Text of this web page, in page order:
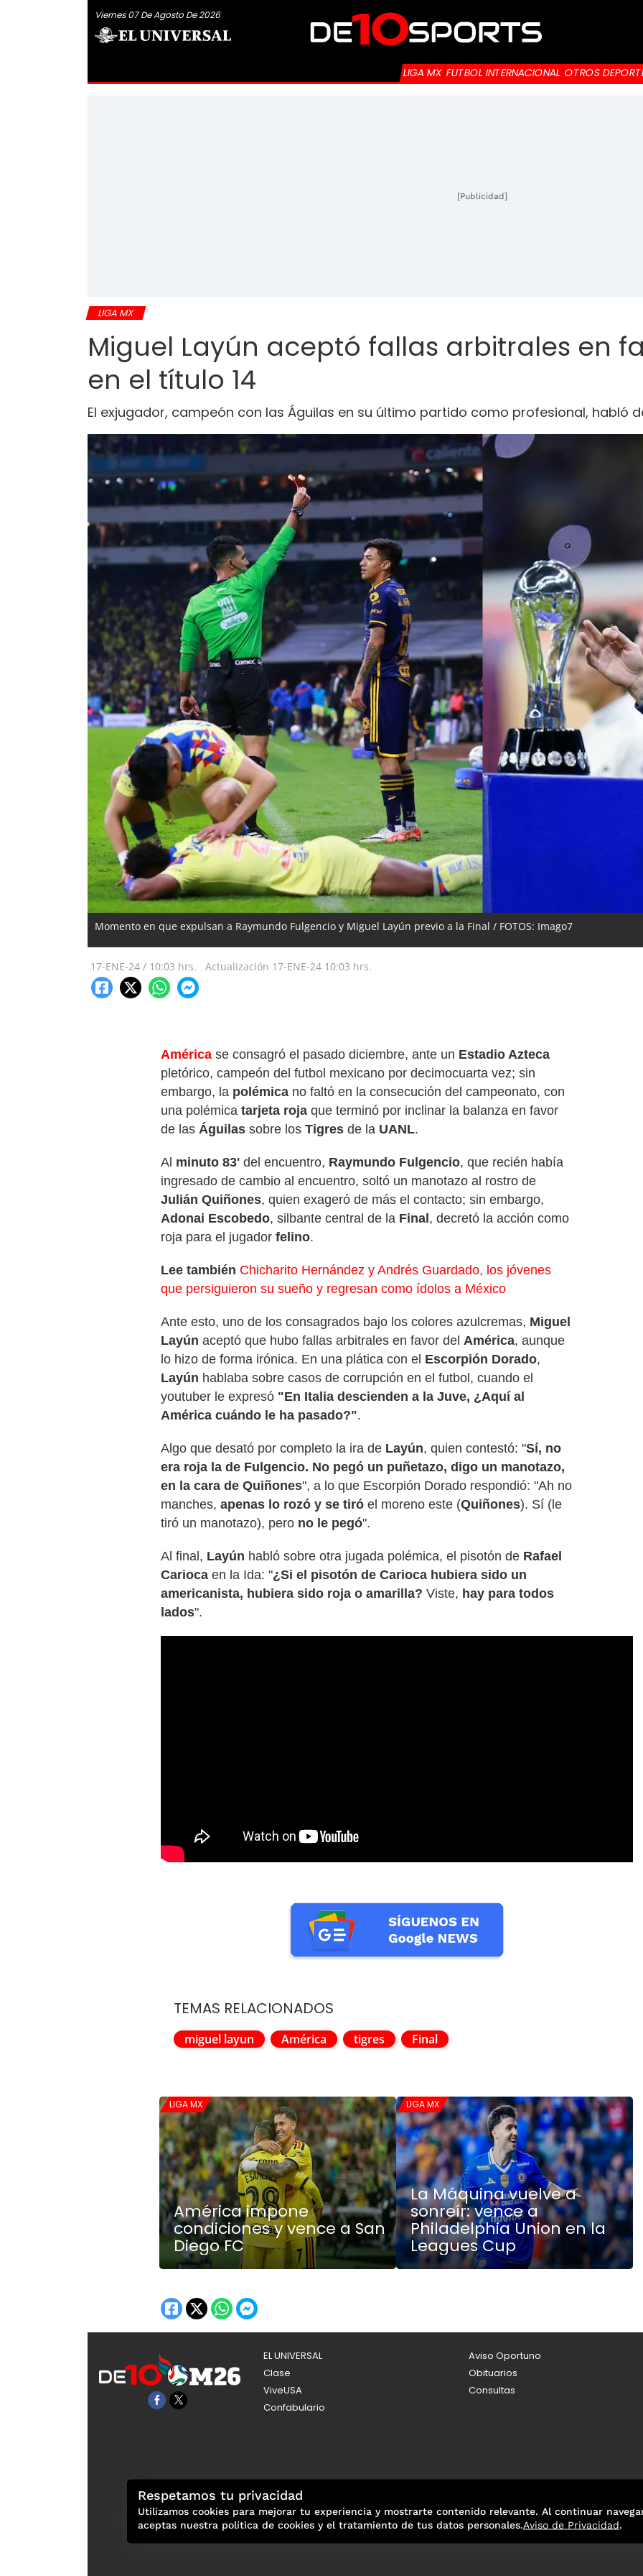
Viernes 07 De Agosto De 2026
LIGA MX FUTBOL INTERNACIONAL OTROS
[Publicidad]
LIGA MX
Miguel Layún aceptó fallas arbitrales en
en el título 14
El exjugador, campeón con las Águilas en su último partido como profesional, habló
Momento en que expulsan a Raymundo Fulgencio y Miguel Layún previo a la Final / FOTOS: Imago7
17-ENE-24 / 10:03 hrs. Actualización 17-ENE-24 10:03 hrs.
América se consagró el pasado diciembre, ante un Estadio Azteca
pletórico, campeón del futbol mexicano por decimocuarta vez; sin
embargo, la polémica no faltó en la consecución del campeonato, con
una polémica tarjeta roja que terminó por inclinar la balanza en favor
de las Águilas sobre los Tigres de la UANL.
Al minuto 83' del encuentro, Raymundo Fulgencio, que recién había
ingresado de cambio al encuentro, soltó un manotazo al rostro de
Julián Quiñones, quien exageró de más el contacto; sin embargo,
Adonai Escobedo, silbante central de la Final , decretó la acción como
roja para el jugador felino.
Lee también Chicharito Hernández y Andrés Guardado, los jóvenes
que persiguieron su sueño y regresan como ídolos a México
Ante esto, uno de los consagrados bajo los colores azulcremas, Miguel
Layún aceptó que hubo fallas arbitrales en favor del América, aunque
lo hizo de forma irónica. En una plática con el Escorpión Dorado,
Layún hablaba sobre casos de corrupción en el futbol, cuando el
youtuber le expresó "En Italia descienden a la Juve, ¿Aquí al
América cuándo le ha pasado?".
Algo que desató por completo la ira de Layún, quien contestó: "Sí, no
era roja la de Fulgencio. No pegó un puñetazo, digo un manotazo,
en la cara de Quiñones", a lo que Escorpión Dorado respondió: "Ah no
manches, apenas lo rozó y se tiró el moreno este (Quiñones). Sí (le
tiró un manotazo), pero no le pegó".
Al final, Layún habló sobre otra jugada polémica, el pisotón de Rafael
Carioca en la Ida: "¿Si el pisotón de Carioca hubiera sido un
americanista, hubiera sido roja o amarilla? Viste, hay para todos
lados".
TEMAS RELACIONADOS
miguel layun América tigres Final
LIGA MX
América impone
condiciones y vence a San
Diego FC
LIGA MX
La Máquina vuelve a
sonreír: vence a
Philadelphia Union en la
Leagues Cup
EL UNIVERSAL
Clase
ViveUSA
Confabulario
Aviso Oportuno
Obituarios
Consultas
Respetamos tu privacidad
Utilizamos cookies para mejorar tu experiencia y mostrarte contenido relevante. Al continuar
aceptas nuestra política de cookies y el tratamiento de tus datos personales.Aviso de Privacidad.